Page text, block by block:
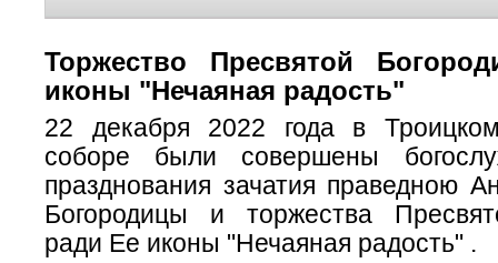
Торжество Пресвятой
иконы "Нечаяная радость"
22 декабря 2022 года в
соборе были совершены
празднования зачатия праведною
Богородицы и торжества
ради Ее иконы "Нечаяная радость" .